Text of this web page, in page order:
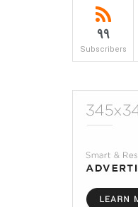
99
Subscribers